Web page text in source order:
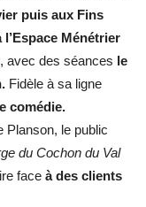
puis aux Fins
l’Espace Ménétrier
, avec des séances le
Fidèle à sa ligne
comédie.
Planson, le public
du Cochon du Val
face à des clients